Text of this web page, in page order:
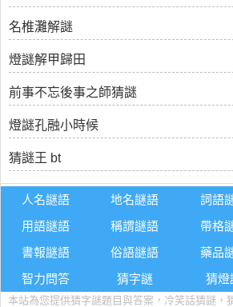
名椎灘解謎
燈謎解甲歸田
前事不忘後事之師猜謎
燈謎孔融小時候
猜謎王 bt
人名謎語 地名謎語 詞語
用語謎語
稱謂謎語 帶格
書報謎語
俗語謎語 藥品
智力問答
猜字謎 猜燈
本站為您提供猜字謎題目與答案，冷笑話猜謎，